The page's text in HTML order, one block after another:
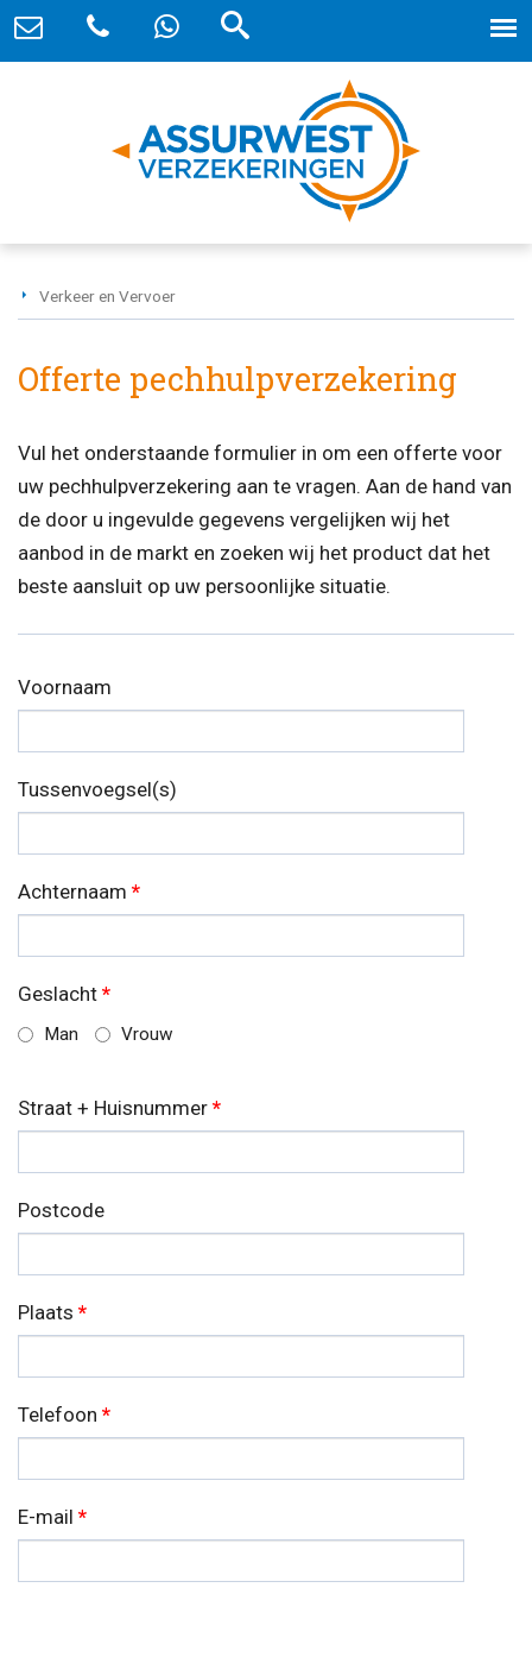
Verkeer en Vervoer
Offerte pechhulpverzekering
Vul het onderstaande formulier in om een offerte voor
uw pechhulpverzekering aan te vragen. Aan de hand van
de door u ingevulde gegevens vergelijken wij het
aanbod in de markt en zoeken wij het product dat het
beste aansluit op uw persoonlijke situatie.
Voornaam
Tussenvoegsel(s)
Achternaam *
Geslacht *
Man Vrouw
Straat + Huisnummer *
Postcode
Plaats *
Telefoon *
E-mail *